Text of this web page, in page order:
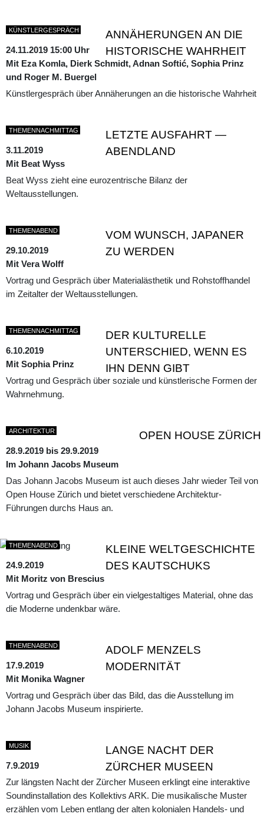
ANNÄHERUNGEN AN DIE
HISTORISCHE WAHRHEIT
KÜNSTLERGESPRÄCH
24.11.2019 15:00 Uhr
Mit Eza Komla, Dierk Schmidt, Adnan Softić, Sophia Prinz
und Roger M. Buergel
Künstlergespräch über Annäherungen an die historische Wahrheit
LETZTE AUSFAHRT —
ABENDLAND
THEMENNACHMITTAG
3.11.2019
Mit Beat Wyss
Beat Wyss zieht eine eurozentrische Bilanz der
Weltausstellungen.
VOM WUNSCH, JAPANER
ZU WERDEN
THEMENABEND
29.10.2019
Mit Vera Wolff
Vortrag und Gespräch über Materialästhetik und Rohstoffhandel
im Zeitalter der Weltausstellungen.
DER KULTURELLE
UNTERSCHIED, WENN ES
IHN DENN GIBT
THEMENNACHMITTAG
6.10.2019
Mit Sophia Prinz
Vortrag und Gespräch über soziale und künstlerische Formen der
Wahrnehmung.
OPEN HOUSE ZÜRICH
ARCHITEKTUR
28.9.2019 bis 29.9.2019
Im Johann Jacobs Museum
Das Johann Jacobs Museum ist auch dieses Jahr wieder Teil von
Open House Zürich und bietet verschiedene Architektur-
Führungen durchs Haus an.
KLEINE WELTGESCHICHTE
DES KAUTSCHUKS
THEMENABEND
24.9.2019
Mit Moritz von Brescius
Vortrag und Gespräch über ein vielgestaltiges Material, ohne das
die Moderne undenkbar wäre.
ADOLF MENZELS
MODERNITÄT
THEMENABEND
17.9.2019
Mit Monika Wagner
Vortrag und Gespräch über das Bild, das die Ausstellung im
Johann Jacobs Museum inspirierte.
LANGE NACHT DER
ZÜRCHER MUSEEN
MUSIK
7.9.2019
Zur längsten Nacht der Zürcher Museen erklingt eine interaktive
Soundinstallation des Kollektivs ARK. Die musikalische Muster
erzählen vom Leben entlang der alten kolonialen Handels- und